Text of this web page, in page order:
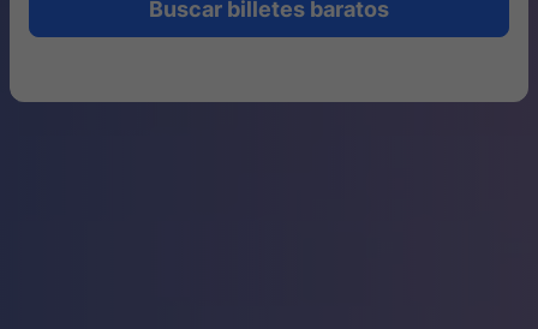
Buscar billetes baratos